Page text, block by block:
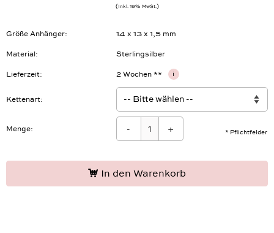
Inkl. 19% MwSt.
Größe Anhänger 14 x 13 x 1,5 mm
Material Sterlingsilber
Lieferzeit 2 Wochen ** i
Kettenart
* Pflichtfelder
Menge: - +
In den Warenkorb